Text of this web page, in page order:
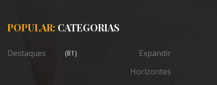
POPULAR: CATEGORIAS
Destaques (81)
Expandir
Horizontes